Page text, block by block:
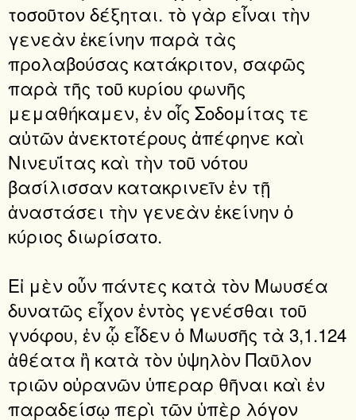
τοσοῦτον δέξηται. τὸ γὰρ εἶναι τὴν
γενεὰν ἐκείνην παρὰ τὰς
προλαβούσας κατάκριτον, σαφῶς
παρὰ τῆς τοῦ κυρίου φωνῆς
μεμαθήκαμεν, ἐν οἷς Σοδομίτας τε
αὐτῶν ἀνεκτοτέρους ἀπέφηνε καὶ
Νινευΐτας καὶ τὴν τοῦ νότου
βασίλισσαν κατακρινεῖν ἐν τῇ
ἀναστάσει τὴν γενεὰν ἐκείνην ὁ
κύριος διωρίσατο.
Εἰ μὲν οὖν πάντες κατὰ τὸν Μωυσέα
δυνατῶς εἶχον ἐντὸς γενέσθαι τοῦ
γνόφου, ἐν ᾧ εἶδεν ὁ Μωυσῆς τὰ 3,1.124
ἀθέατα ἢ κατὰ τὸν ὑψηλὸν Παῦλον
τριῶν οὐρανῶν ὑπεραρ θῆναι καὶ ἐν
παραδείσῳ περὶ τῶν ὑπὲρ λόγον